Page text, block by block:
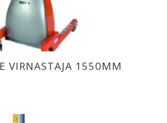
OSTUKORVI
VIRNASTAJA 1550MM